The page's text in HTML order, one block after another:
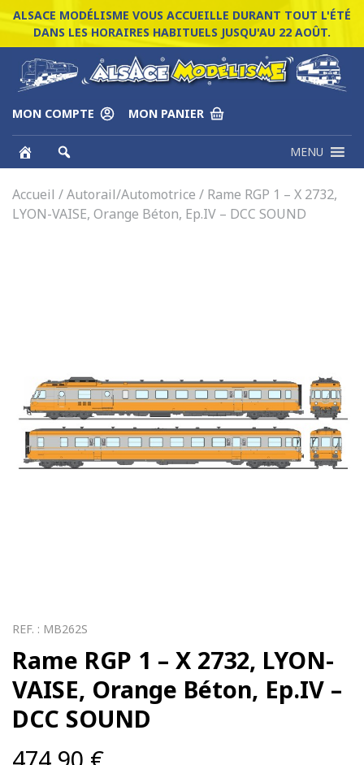
ALSACE MODÉLISME VOUS ACCUEILLE DURANT TOUT L'ÉTÉ
DANS LES HORAIRES HABITUELS JUSQU'AU 22 AOÛT.
MON COMPTE MON PANIER
MENU
Accueil /Autorail/Automotrice / Rame RGP 1 – X 2732,
LYON-VAISE, Orange Béton, Ep.IV – DCC SOUND
REF. : MB262S
Rame RGP 1 – X 2732, LYON-
VAISE, Orange Béton, Ep.IV –
DCC SOUND